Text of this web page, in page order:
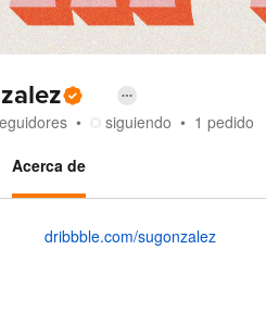
siguiendo 1 pedido
Acerca de
dribbble.com/sugonzalez